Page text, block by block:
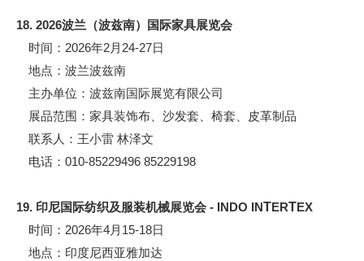
18. 2026波兰（波兹南）国际家具展览会
时间：2026年2月24-27日
地点：波兰波兹南
主办单位：波兹南国际展览有限公司
展品范围：家具装饰布、沙发套、椅套、皮革制品
联系人：王小雷 林泽文
电话：010-85229496 85229198
19. 印尼国际纺织及服装机械展览会 - INDO INTERTEX
时间：2026年4月15-18日
地点：印度尼西亚雅加达